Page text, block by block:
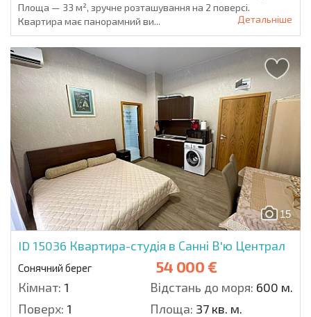
Площа — 33 м², зручне розташування на 2 поверсі.
Квартира має панорамний ви...
Детальніше
15
ID 15036 Квартира-студія в Санні В'ю Централ
Сонячний берег 54 000 €
Кімнат: 1 Відстань до моря: 600 м.
Поверх: 1 Площа: 37 кв. м.